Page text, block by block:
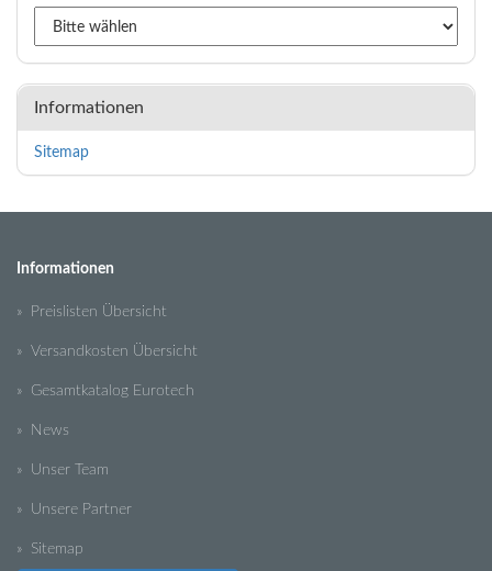
Informationen
Sitemap
Informationen
» Preislisten Übersicht
» Versandkosten Übersicht
» Gesamtkatalog Eurotech
» News
» Unser Team
» Unsere Partner
» Sitemap